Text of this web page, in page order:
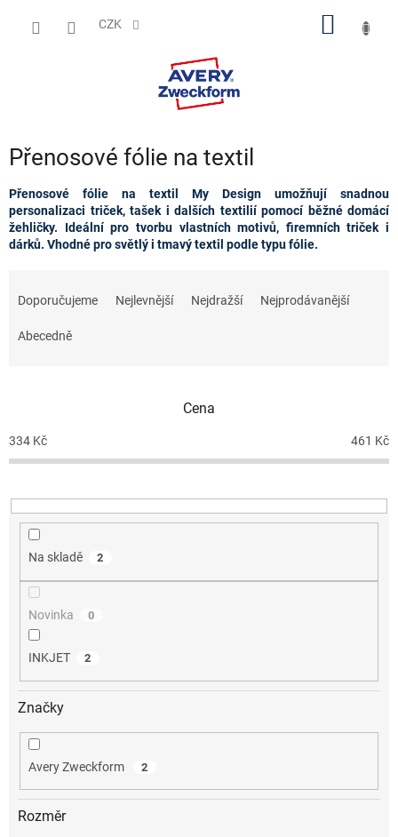
CZK
Přenosové fólie na textil
Přenosové fólie na textil My Design umožňují snadnou
personalizaci triček, tašek i dalších textilií pomocí běžné domácí
žehličky. Ideální pro tvorbu vlastních motivů, firemních triček i
dárků. Vhodné pro světlý i tmavý textil podle typu fólie.
o
d
k
t
Doporučujeme Nejlevnější Nejdražší Nejprodávanější
Abecedně
Cena
334 Kč 461 Kč
Na skladě 2
Novinka 0
INKJET 2
Značky
Avery Zweckform 2
Rozměr